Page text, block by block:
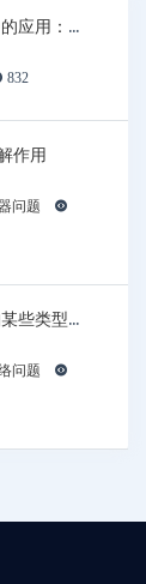
应用：加
832
作用
问题
些类型的
问题